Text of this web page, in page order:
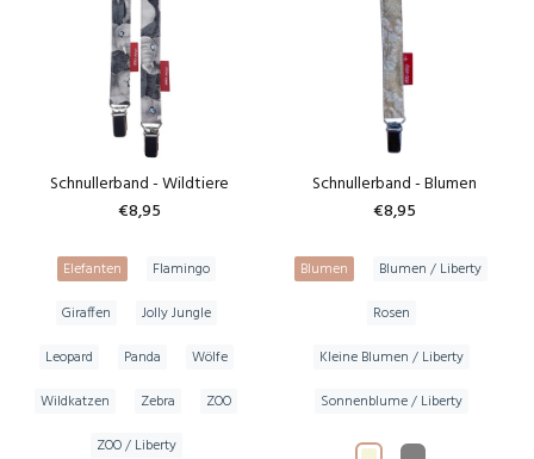
Schnullerband - Wildtiere
€8,95
Elefanten
Flamingo
Giraffen
Jolly Jungle
Leopard
Panda
Wölfe
Wildkatzen
Zebra
ZOO
ZOO / Liberty
Schnullerband - Blumen
€8,95
Blumen
Blumen / Liberty
Rosen
Kleine Blumen / Liberty
Sonnenblume / Liberty